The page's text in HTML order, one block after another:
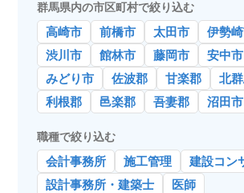
計算、税務申告書の作成など多岐にわた
る会計ソフトはICSやTKCで、テンキー
です。これまでの会計事務所での経験を
がら、さらなるスキルアップを目指すこ
す。 ＜充実した給与と福利厚生＞ 年
600万円と高水準で、年2回の賞与も支給
手当も実費支給され、上限は月額4,200円
雇用、労災、健康、厚生の各種保険が完
安心して長く働ける環境が整っています
務で、休日は土曜日、日曜日、祝日、夏
充実しています。
群馬県内の市区町村で絞り込む
高崎市 前橋市 太田市 伊勢
渋川市
館林市 藤岡市 安中市
みどり市
佐波郡 甘楽郡
北
利根郡
邑楽郡 吾妻郡 沼田市
職種で絞り込む
会計事務所 施工管理
建設コン
設計事務所・建築士
医師